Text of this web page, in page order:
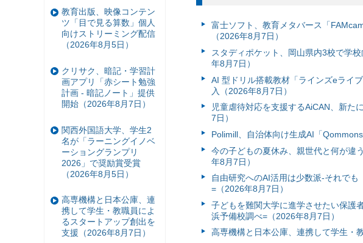
富⼠ソフト、教育メタバース「
（2026年8月7日）
スタディポケット、岡山県内3校で学
年8月7日）
AI 型ドリル搭載教材「ラインズeライ
入（2026年8月7日）
児童虐待対応を支援するAiCAN、新た
7日）
Polimill、自治体向け生成AI「
今の子どもの夏休み、親世代と何が違
年8月7日）
自由研究へのAI活用は少数派-それで
=（2026年8月7日）
子どもを難関大学に進学させたい保護
浜予備校調べ=（2026年8月7日）
高専機構と日本公庫、連携して学生・
教育出版、映像コンテン
ツ「目で見る算数」個人
向けストリーミング配信
（2026年8月5日）
クリサク、暗記・学習計
画アプリ「赤シート勉強
計画 - 暗記ノート」提供
開始（2026年8月7日）
関西外国語大学、学生2
名が「ラーニングイノベ
ーショングランプリ
2026」で奨励賞受賞
（2026年8月5日）
高専機構と日本公庫、連
携して学生・教職員によ
るスタートアップ創出を
支援（2026年8月7日）